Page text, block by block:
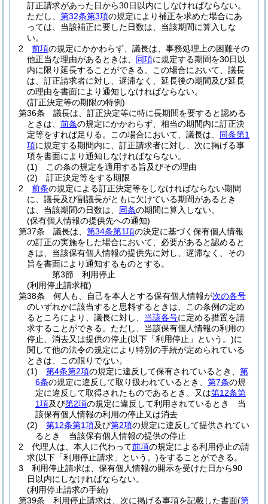
訂正請求があった日から30日以内にしなければならない。
ただし、 第32条第3項の規定により補正を求めた場合にあ
っては、当該補正に要した日数は、当該期間に算入しな
い。
2
前項の規定にかかわらず、議長は、事務処理上の困難その
他正当な理由があるときは、 同項に規定する期間を30日以
内に限り延長することができる。
この場合において、議長
は、訂正請求者に対し、遅滞なく、延長後の期間及び延長
の理由を書面により通知しなければならない。
(訂正決定等の期限の特例)
第36条
議長は、訂正決定等に特に長期間を要すると認める
ときは、 前条の規定にかかわらず、相当の期間内に訂正決
定等をすれば足りる。
この場合において、議長は、 同条第1
項に規定する期間内に、訂正請求者に対し、次に掲げる事
項を書面により通知しなければならない。
(1)
この条の規定を適用する旨及びその理由
(2)
訂正決定等をする期限
2
前条の規定による訂正決定等をしなければならない期間
に、議長及び副議長がともに欠けている期間があるとき
は、当該期間の日数は、 同条の期間に算入しない。
(保有個人情報の提供先への通知)
第37条
議長は、 第34条第1項の決定に基づく保有個人情報
の訂正の実施をした場合において、必要があると認めると
きは、当該保有個人情報の提供先に対し、遅滞なく、その
旨を書面により通知するものとする。
第3節
利用停止
(利用停止請求権)
第38条
何人も、自己を本人とする保有個人情報が次の各号
のいずれかに該当すると思料するときは、この条例の定め
るところにより、議長に対し、 当該各号に定める措置を請
求することができる。 ただし、当該保有個人情報の利用の
停止、消去又は提供の停止(以下「利用停止」という。)に
関して他の法令の規定により特別の手続が定められている
ときは、この限りでない。
(1)
第4条第2項の規定に違反して保有されているとき、 第
6条の規定に違反して取り扱われているとき、 第7条の規
定に違反して取得されたものであるとき、又は第12条第
1項及び第2項の規定に違反して利用されているとき 当
該保有個人情報の利用の停止又は消去
(2)
第12条第1項及び第2項の規定に違反して提供されてい
るとき 当該保有個人情報の提供の停止
2
代理人は、本人に代わって前項の規定による利用停止の請
求(以下「利用停止請求」という。)をすることができる。
3
利用停止請求は、保有個人情報の開示を受けた日から90
日以内にしなければならない。
(利用停止請求の手続)
第39条
利用停止請求は、次に掲げる事項を記載した書面(第